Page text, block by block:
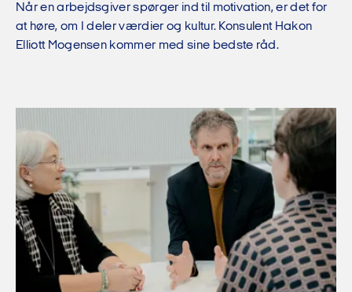
Når en arbejdsgiver spørger ind til motivation, er det for
at høre, om I deler værdier og kultur. Konsulent Hakon
Elliott Mogensen kommer med sine bedste råd.